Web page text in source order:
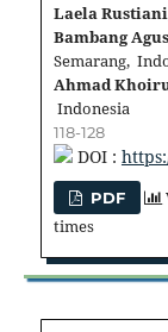
Laela
Bambang
Semarang,
Ahmad
Indonesia
118-128
DOI :
PDF
times